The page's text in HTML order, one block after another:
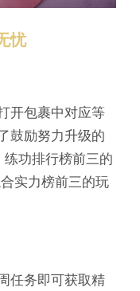
忧
包裹中对应等
鼓励努力升级的
功排行榜前三的
实力榜前三的玩
务即可获取精